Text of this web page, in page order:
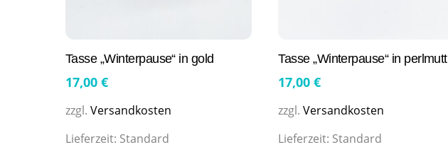
Tasse „Winterpause“ in gold
17,00 €
zzgl. Versandkosten
Lieferzeit: Standard
Tasse „Winterpause“ in perlmutt
17,00€
zzgl.Versandkosten
Lieferzeit: Standard